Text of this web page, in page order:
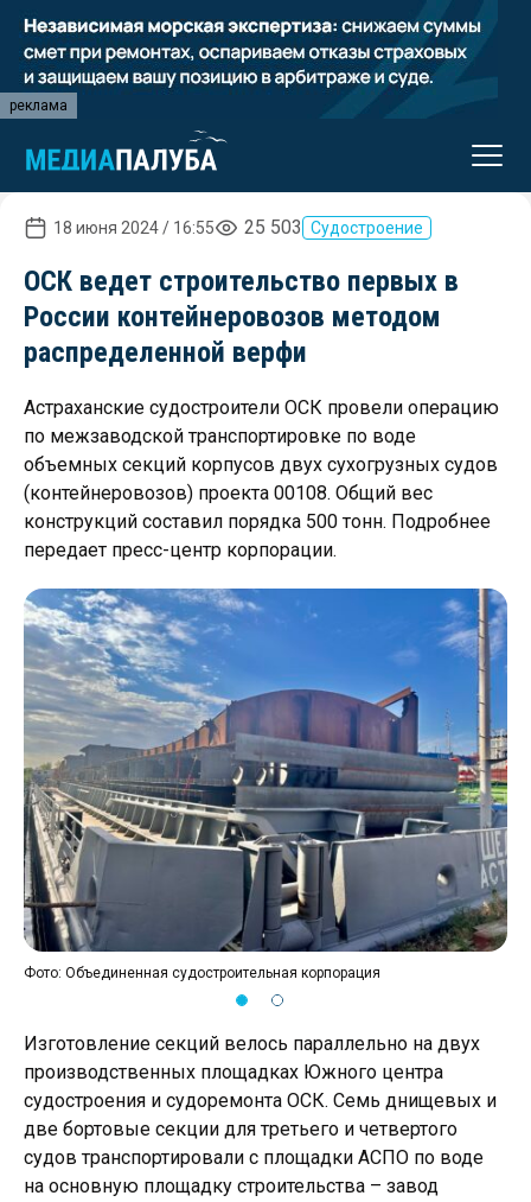
реклама
18 июня 2024 / 16:55 25 503 Судостроение
ОСК ведет строительство первых в
России контейнеровозов методом
распределенной верфи
Астраханские судостроители ОСК провели операцию
по межзаводской транспортировке по воде
объемных секций корпусов двух сухогрузных судов
(контейнеровозов) проекта 00108. Общий вес
конструкций составил порядка 500 тонн. Подробнее
передает пресс-центр корпорации.
Фото: Объединенная судостроительная корпорация
Изготовление секций велось параллельно на двух
производственных площадках Южного центра
судостроения и судоремонта ОСК. Семь днищевых и
две бортовые секции для третьего и четвертого
судов транспортировали с площадки АСПО по воде
на основную площадку строительства – завод